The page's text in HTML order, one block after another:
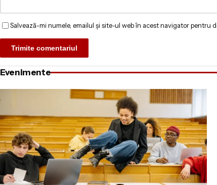
Salvează-mi numele, emailul și site-ul web în acest navigator pentru
Evenimente